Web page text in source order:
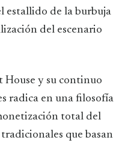
estallido de la burbuja
del escenario
House y su continuo
radica en una filosofía
total del
que basan